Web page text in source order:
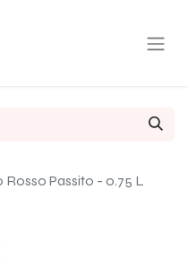
Rosso Passito - 0.75 L